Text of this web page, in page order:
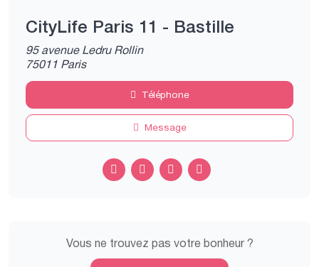
CityLife Paris 11 - Bastille
95 avenue Ledru Rollin
75011 Paris
Téléphone
Message
Vous ne trouvez pas votre bonheur ?